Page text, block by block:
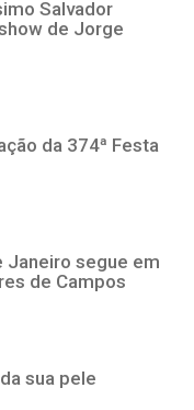
Salvador
de Jorge
da 374ª Festa
Janeiro segue em
de Campos
sua pele